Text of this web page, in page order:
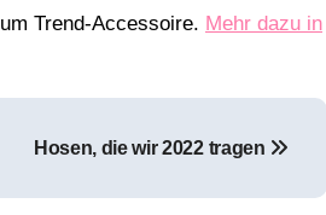
Trend-Accessoire. Mehr dazu in
Hosen, die wir 2022 tragen